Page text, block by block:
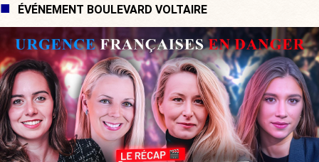
ÉVÉNEMENT BOULEVARD VOLTAIRE